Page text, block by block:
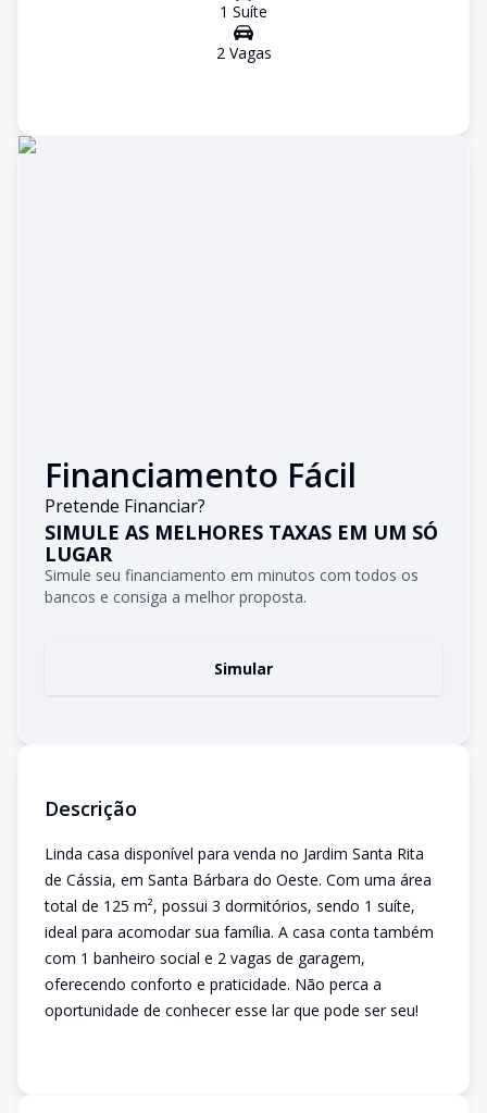
1 Suíte
2Vagas
Financiamento Fácil
Pretende Financiar?
SIMULE AS MELHORES TAXAS EM UM SÓ
LUGAR
Simule seu financiamento em minutos com todos os
bancos e consiga a melhor proposta.
Simular
Descrição
Linda casa disponível para venda no Jardim Santa Rita
de Cássia, em Santa Bárbara do Oeste. Com uma área
total de 125 m², possui 3 dormitórios, sendo 1 suíte,
ideal para acomodar sua família. A casa conta também
com 1 banheiro social e 2 vagas de garagem,
oferecendo conforto e praticidade. Não perca a
oportunidade de conhecer esse lar que pode ser seu!